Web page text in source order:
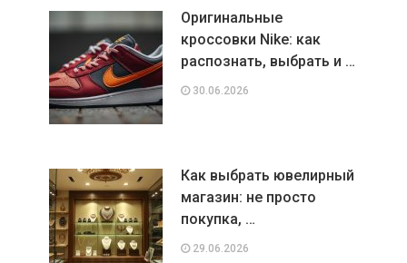
Оригинальные
кроссовки Nike: как
распознать, выбрать и …
30.06.2026
Как выбрать ювелирный
магазин: не просто
покупка, …
29.06.2026